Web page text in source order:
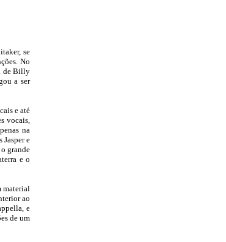
se
No
de Billy
a ser
e até
vocais,
na
e
grande
e o
material
ao
e
de um